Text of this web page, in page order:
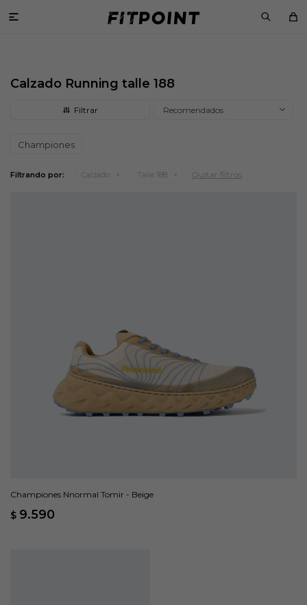

Calzado Running talle 188
Recomendados
Championes
Filtrando por: Calzado Talle 188 Quitar filtros
Championes Nnormal Tomir - Beige
$ 9.590